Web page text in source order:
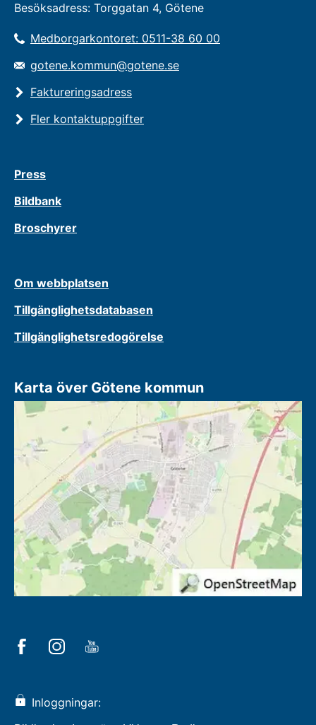
Besöksadress: Torggatan 4, Götene
Medborgarkontoret: 0511-38 60 00
gotene.kommun@gotene.se
Faktureringsadress
Fler kontaktuppgifter
Press
Bildbank
Broschyrer
Om webbplatsen
Tillgänglighetsdatabasen
Tillgänglighetsredogörelse
Karta över Götene kommun
Inloggningar: